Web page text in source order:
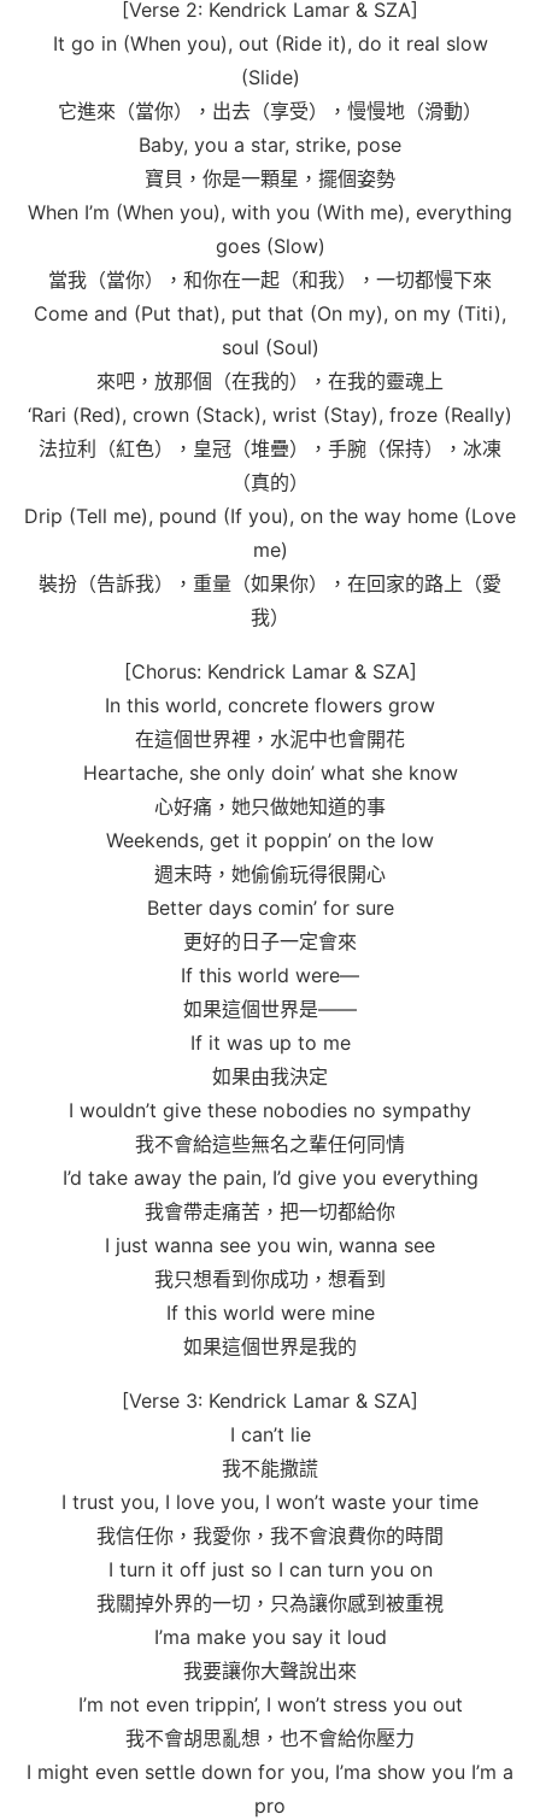
[Verse 2: Kendrick Lamar & SZA]
It go in (When you), out (Ride it), do it real slow
(Slide)
它進來（當你），出去（享受），慢慢地（滑動）
Baby, you a star, strike, pose
寶貝，你是一顆星，擺個姿勢
When I’m (When you), with you (With me), everything
goes (Slow)
當我（當你），和你在一起（和我），一切都慢下來
Come and (Put that), put that (On my), on my (Titi),
soul (Soul)
來吧，放那個（在我的），在我的靈魂上
‘Rari (Red), crown (Stack), wrist (Stay), froze (Really)
法拉利（紅色），皇冠（堆疊），手腕（保持），冰凍
（真的）
Drip (Tell me), pound (If you), on the way home (Love
me)
裝扮（告訴我），重量（如果你），在回家的路上（愛
我）
[Chorus: Kendrick Lamar & SZA]
In this world, concrete flowers grow
在這個世界裡，水泥中也會開花
Heartache, she only doin’ what she know
心好痛，她只做她知道的事
Weekends, get it poppin’ on the low
週末時，她偷偷玩得很開心
Better days comin’ for sure
更好的日子一定會來
If this world were—
如果這個世界是——
If it was up to me
如果由我決定
I wouldn’t give these nobodies no sympathy
我不會給這些無名之輩任何同情
I’d take away the pain, I’d give you everything
我會帶走痛苦，把一切都給你
I just wanna see you win, wanna see
我只想看到你成功，想看到
If this world were mine
如果這個世界是我的
[Verse 3: Kendrick Lamar & SZA]
I can’t lie
我不能撒謊
I trust you, I love you, I won’t waste your time
我信任你，我愛你，我不會浪費你的時間
I turn it off just so I can turn you on
我關掉外界的一切，只為讓你感到被重視
I’ma make you say it loud
我要讓你大聲說出來
I’m not even trippin’, I won’t stress you out
我不會胡思亂想，也不會給你壓力
I might even settle down for you, I’ma show you I’m a
pro